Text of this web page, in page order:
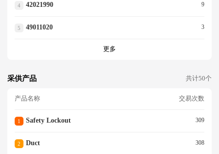
4 42021990 9
5 49011020 3
更多
采供产品 共计50个
产品名称 交易次数
1 Safety Lockout 309
2 Duct 308